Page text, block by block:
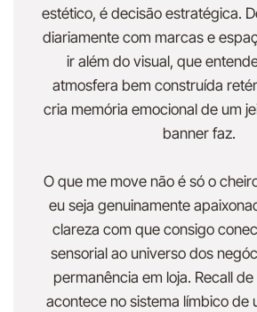
estético, é decisão estratégica.
diariamente com marcas e
ir além do visual, que
atmosfera bem construída
cria memória emocional de um
banner faz.
O que me move não é só o
eu seja genuinamente
clareza com que consigo
sensorial ao universo dos
permanência em loja. Recall
acontece no sistema límbico de